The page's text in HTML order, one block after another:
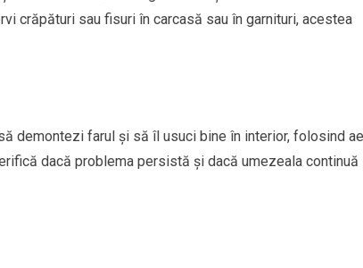
crăpături sau fisuri în carcasă sau în garnituri, acestea
demontezi farul și să îl usuci bine în interior, folosind
dacă problema persistă și dacă umezeala continuă